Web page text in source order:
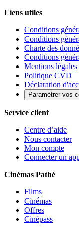
Liens utiles
Conditions
Conditions
Charte des
Conditions
Mentions légales
Politique CVD
Déclaration
Paramétrer vos
Service client
Centre d’aide
Nous contacter
Mon compte
Connecter un
Cinémas Pathé
Films
Cinémas
Offres
Cinépass